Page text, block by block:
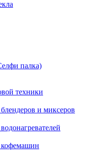
палка)
техники
и миксеров
кофемашин